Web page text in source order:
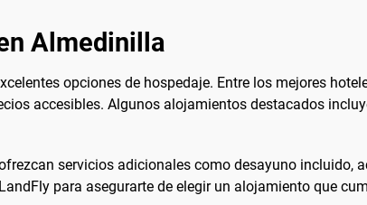
Almedinilla
opciones de hospedaje. Entre los mejores
accesibles. Algunos alojamientos destacados
servicios adicionales como desayuno incluido,
para asegurarte de elegir un alojamiento que